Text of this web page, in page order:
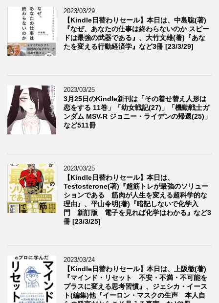
2023/03/29
【Kindle日替わりセール】本日は、中島聡(著)
『なぜ、あなたの仕事は終わらないのか スピー
ドは最強の武器である』、大竹文雄(著)『あな
たを変える行動経済学』など3冊 [23/3/29]
2023/03/25
3月25日のKindle新刊は「その着せ替え人形は
恋をする 11巻」「幼女戦記(27)」「機動戦士ガ
ンダム MSV-R ジョニー・ライデンの帰還(25)」
など511冊
2023/03/25
【Kindle日替わりセール】本日は、
Testosterone(著)『超筋トレが最強のソリュー
ションである 筋肉が人生を変える超科学的な
理由』、平山令明(著)『暗記しないで化学入
門 新訂版 電子を見れば化学はわかる』など3
冊 [23/3/25]
2023/03/24
【Kindle日替わりセール】本日は、上阪徹(著)
『マインド・リセット 不安・不満・不可能を
プラスに変える思考習慣』、ジェシカ・イース
ト(編集)他『イーロン・マスクの生声 本人自